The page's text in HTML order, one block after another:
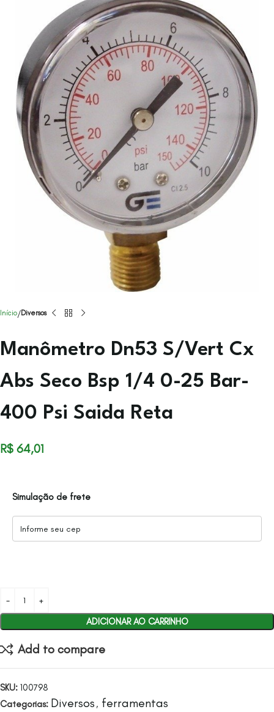
Início Diversos
Manômetro Dn53 S/Vert Cx
Abs Seco Bsp 1/4 0-25 Bar-
400 Psi Saida Reta
R$ 64,01
Simulação de frete
ADICIONAR AO CARRINHO
Add to compare
SKU: 100798
Categorias: Diversos , ferramentas